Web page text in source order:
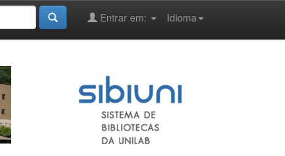
Idioma
Entrar em: